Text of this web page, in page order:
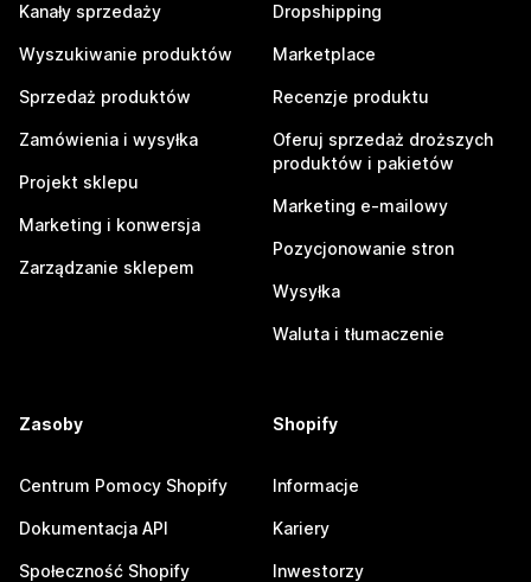
Kanały sprzedaży
Wyszukiwanie produktów
Sprzedaż produktów
Zamówienia i wysyłka
Projekt sklepu
Marketing i konwersja
Zarządzanie sklepem
Dropshipping
Marketplace
Recenzje produktu
Oferuj sprzedaż droższych
produktów i pakietów
Marketing e-mailowy
Pozycjonowanie stron
Wysyłka
Waluta i tłumaczenie
Zasoby
Centrum Pomocy Shopify
Dokumentacja API
Społeczność Shopify
Shopify
Informacje
Kariery
Inwestorzy